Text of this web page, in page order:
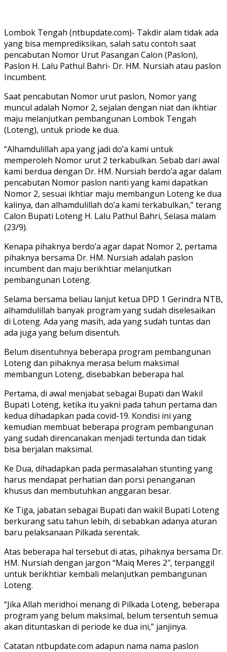
Lombok Tengah (ntbupdate.com)- Takdir alam tidak ada
yang bisa memprediksikan, salah satu contoh saat
pencabutan Nomor Urut Pasangan Calon (Paslon),
Paslon H. Lalu Pathul Bahri- Dr. HM. Nursiah atau paslon
Incumbent.
Saat pencabutan Nomor urut paslon, Nomor yang
muncul adalah Nomor 2, sejalan dengan niat dan ikhtiar
maju melanjutkan pembangunan Lombok Tengah
(Loteng), untuk priode ke dua.
“Alhamdulillah apa yang jadi do’a kami untuk
memperoleh Nomor urut 2 terkabulkan. Sebab dari awal
kami berdua dengan Dr. HM. Nursiah berdo’a agar dalam
pencabutan Nomor paslon nanti yang kami dapatkan
Nomor 2, sesuai ikhtiar maju membangun Loteng ke dua
kalinya, dan alhamdulillah do’a kami terkabulkan,” terang
Calon Bupati Loteng H. Lalu Pathul Bahri, Selasa malam
(23/9).
Kenapa pihaknya berdo’a agar dapat Nomor 2, pertama
pihaknya bersama Dr. HM. Nursiah adalah paslon
incumbent dan maju berikhtiar melanjutkan
pembangunan Loteng.
Selama bersama beliau lanjut ketua DPD 1 Gerindra NTB,
alhamdulillah banyak program yang sudah diselesaikan
di Loteng. Ada yang masih, ada yang sudah tuntas dan
ada juga yang belum disentuh.
Belum disentuhnya beberapa program pembangunan
Loteng dan pihaknya merasa belum maksimal
membangun Loteng, disebabkan beberapa hal.
Pertama, di awal menjabat sebagai Bupati dan Wakil
Bupati Loteng, ketika itu yakni pada tahun pertama dan
kedua dihadapkan pada covid-19. Kondisi ini yang
kemudian membuat beberapa program pembangunan
yang sudah direncanakan menjadi tertunda dan tidak
bisa berjalan maksimal.
Ke Dua, dihadapkan pada permasalahan stunting yang
harus mendapat perhatian dan porsi penanganan
khusus dan membutuhkan anggaran besar.
Ke Tiga, jabatan sebagai Bupati dan wakil Bupati Loteng
berkurang satu tahun lebih, di sebabkan adanya aturan
baru pelaksanaan Pilkada serentak.
Atas beberapa hal tersebut di atas, pihaknya bersama Dr.
HM. Nursiah dengan jargon “Maiq Meres 2″, terpanggil
untuk berikhtiar kembali melanjutkan pembangunan
Loteng.
“Jika Allah meridhoi menang di Pilkada Loteng, beberapa
program yang belum maksimal, belum tersentuh semua
akan dituntaskan di periode ke dua ini,” janjinya.
Catatan ntbupdate.com adapun nama nama paslon